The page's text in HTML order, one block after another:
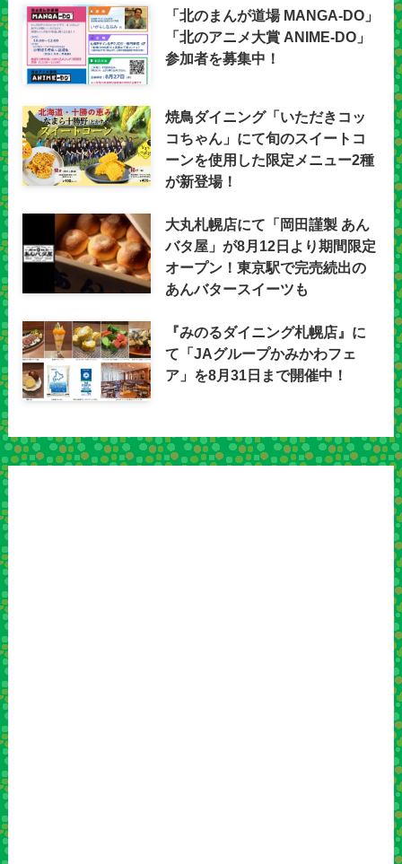
「北のまんが道場 MANGA-DO」
「北のアニメ大賞 ANIME-DO」
参加者を募集中！
焼鳥ダイニング「いただきコッ
コちゃん」にて旬のスイートコ
ーンを使用した限定メニュー2種
が新登場！
大丸札幌店にて「岡田謹製 あん
バタ屋」が8月12日より期間限定
オープン！東京駅で完売続出の
あんバタースイーツも
『みのるダイニング札幌店』に
て「JAグループかみかわフェ
ア」を8月31日まで開催中！